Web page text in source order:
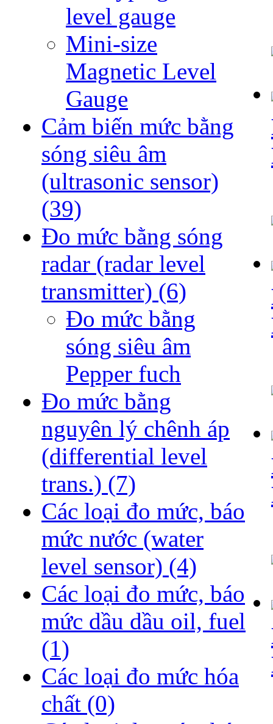
level gauge
Mini-size
Magnetic Level
Gauge
Cảm biến mức bằng
sóng siêu âm
(ultrasonic sensor)
(39)
Đo mức bằng sóng
radar (radar level
transmitter) (6)
Đo mức bằng
sóng siêu âm
Pepper fuch
Đo mức bằng
nguyên lý chênh áp
(differential level
trans.) (7)
Các loại đo mức, báo
mức nước (water
level sensor) (4)
Các loại đo mức, báo
mức dầu dầu oil, fuel
(1)
Các loại đo mức hóa
chất (0)